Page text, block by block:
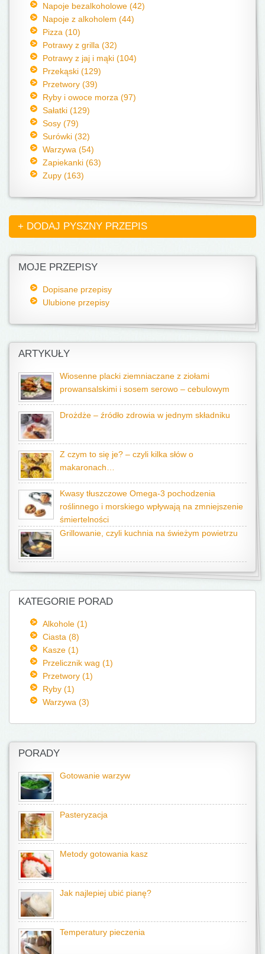
Napoje bezalkoholowe (42)
Napoje z alkoholem (44)
Pizza (10)
Potrawy z grilla (32)
Potrawy z jaj i mąki (104)
Przekąski (129)
Przetwory (39)
Ryby i owoce morza (97)
Sałatki (129)
Sosy (79)
Surówki (32)
Warzywa (54)
Zapiekanki (63)
Zupy (163)
+ DODAJ PYSZNY PRZEPIS
MOJE PRZEPISY
Dopisane przepisy
Ulubione przepisy
ARTYKUŁY
Wiosenne placki ziemniaczane z ziołami
prowansalskimi i sosem serowo – cebulowym
Drożdże – źródło zdrowia w jednym składniku
Z czym to się je? – czyli kilka słów o
makaronach…
Kwasy tłuszczowe Omega-3 pochodzenia
roślinnego i morskiego wpływają na zmniejszenie
śmiertelności
Grillowanie, czyli kuchnia na świeżym powietrzu
KATEGORIE PORAD
Alkohole (1)
Ciasta (8)
Kasze (1)
Przelicznik wag (1)
Przetwory (1)
Ryby (1)
Warzywa (3)
PORADY
Gotowanie warzyw
Pasteryzacja
Metody gotowania kasz
Jak najlepiej ubić pianę?
Temperatury pieczenia